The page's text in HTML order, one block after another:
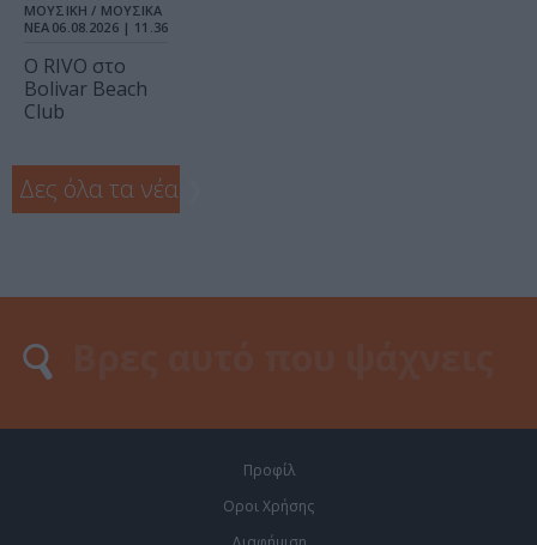
ΜΟΥΣΙΚΗ / ΜΟΥΣΙΚΑ
ΝΕΑ 06.08.2026 | 11.36
Ο RIVO στο
Bolivar Beach
Club
Δες όλα τα νέα
Προφίλ
Οροι Χρήσης